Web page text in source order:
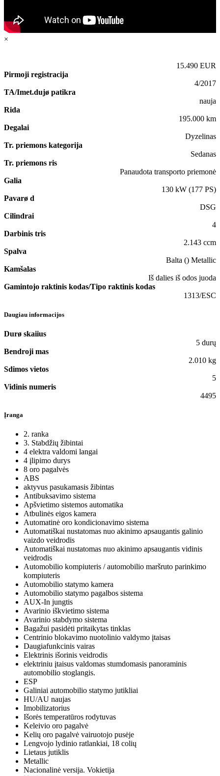
×
15.490 EUR
Pirmoji registracija
4/2017
TA/Imet.dujø patikra
nauja
Rida
195.000 km
Degalai
Dyzelinas
Tr. priemons kategorija
Sedanas
Tr. priemons ris
Panaudota transporto priemonė
Galia
130 kW (177 PS)
Pavarø d
DSG
Cilindrai
4
Darbinis tris
2.143 ccm
Spalva
Balta () Metallic
Kamšalas
Iš dalies iš odos juoda
Gamintojo raktinis kodas/Tipo raktinis kodas
1313/ESC
Daugiau informacijos
Durø skaiius
5 durų
Bendroji mas
2.010 kg
Sdimos vietos
5
Vidinis numeris
4495
Įranga
2. ranka
3. Stabdžių žibintai
4 elektra valdomi langai
4 įlipimo durys
8 oro pagalvės
ABS
aktyvus pasukamasis žibintas
Antibuksavimo sistema
Apšvietimo sistemos automatika
Atbulinės eigos kamera
Automatinė oro kondicionavimo sistema
Automatiškai nustatomas nuo akinimo apsaugantis galinio
vaizdo veidrodis
Automatiškai nustatomas nuo akinimo apsaugantis vidinis
veidrodis
Automobilio kompiuteris / automobilio maršruto parinkimo
kompiuteris
Automobilio statymo kamera
Automobilio statymo pagalbos sistema
AUX-In jungtis
Avarinio iškvietimo sistema
Avarinio stabdymo sistema
Bagažui pasidėti pritaikytas tinklas
Centrinio blokavimo nuotolinio valdymo įtaisas
Daugiafunkcinis vairas
Elektrinis išorinis veidrodis
elektriniu įtaisus valdomas stumdomasis panoraminis
automobilio stoglangis.
ESP
Galiniai automobilio statymo jutikliai
HU/AU naujas
Imobilizatorius
Išorės temperatūros rodytuvas
Keleivio oro pagalvė
Kelių oro pagalvė vairuotojo pusėje
Lengvojo lydinio ratlankiai, 18 colių
Lietaus jutiklis
Metallic
Nacionalinė versija. Vokietija